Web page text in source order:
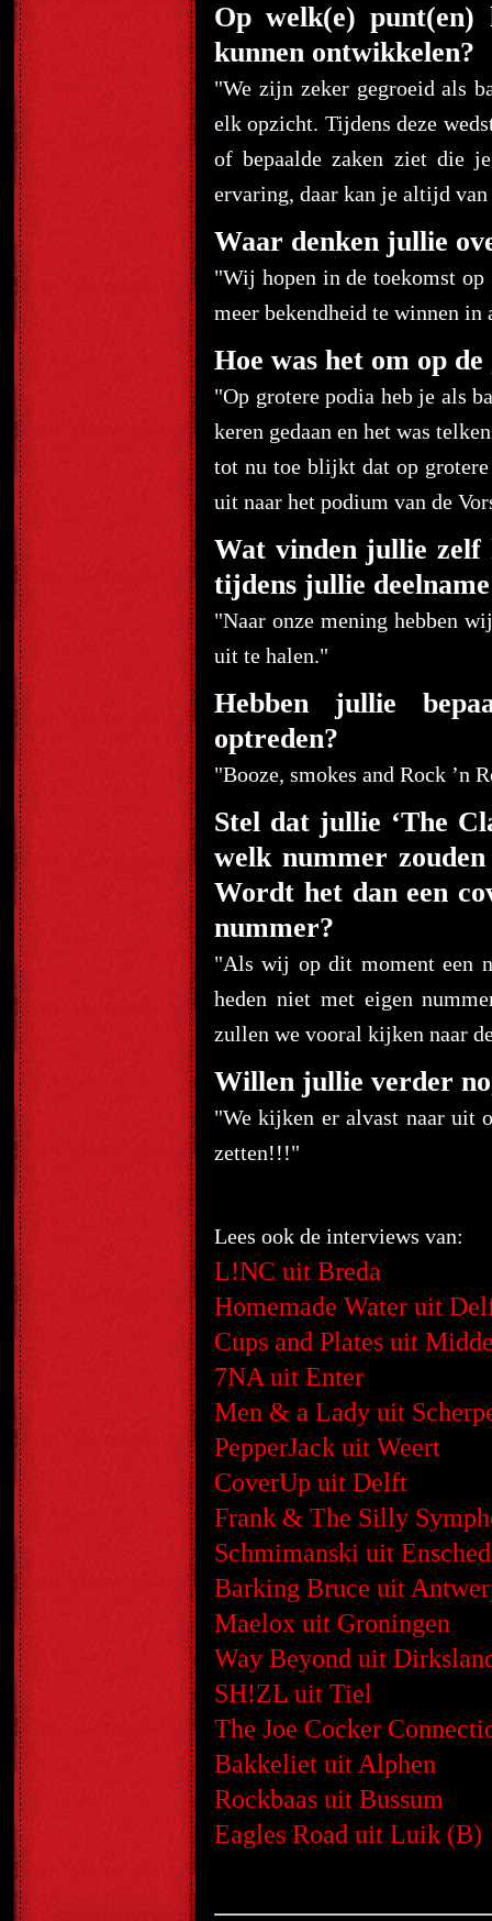
Op welk(e)
kunnen ontwikkelen?
"We zijn zeker gegroeid als
elk opzicht. Tijdens deze
of bepaalde zaken ziet die
ervaring, daar kan je altijd
Waar denken jullie
"Wij hopen in de toekomst op
meer bekendheid te winnen in
Hoe was het om op
"Op grotere podia heb je als
keren gedaan en het was
tot nu toe blijkt dat op
uit naar het podium van de
Wat vinden jullie zelf
tijdens jullie deelname
"Naar onze mening hebben
uit te halen."
Hebben jullie
optreden?
"Booze, smokes and Rock ’n
Stel dat jullie ‘The
welk nummer
Wordt het dan een
nummer?
"Als wij op dit moment een
heden niet met eigen
zullen we vooral kijken naar
Willen jullie verder
"We kijken er alvast naar uit
zetten!!!"
Lees ook de interviews van:
L!NC uit Breda
Homemade Water uit
Cups and Plates uit
7NA uit Enter
Men & a Lady uit
PepperJack uit Weert
CoverUp uit Delft
Frank & The Silly
Schmimanski uit
Barking Bruce uit
Maelox uit Groningen
Way Beyond uit
SH!ZL uit Tiel
The Joe Cocker
Bakkeliet uit Alphen
Rockbaas uit Bussum
Eagles Road uit Luik (B)